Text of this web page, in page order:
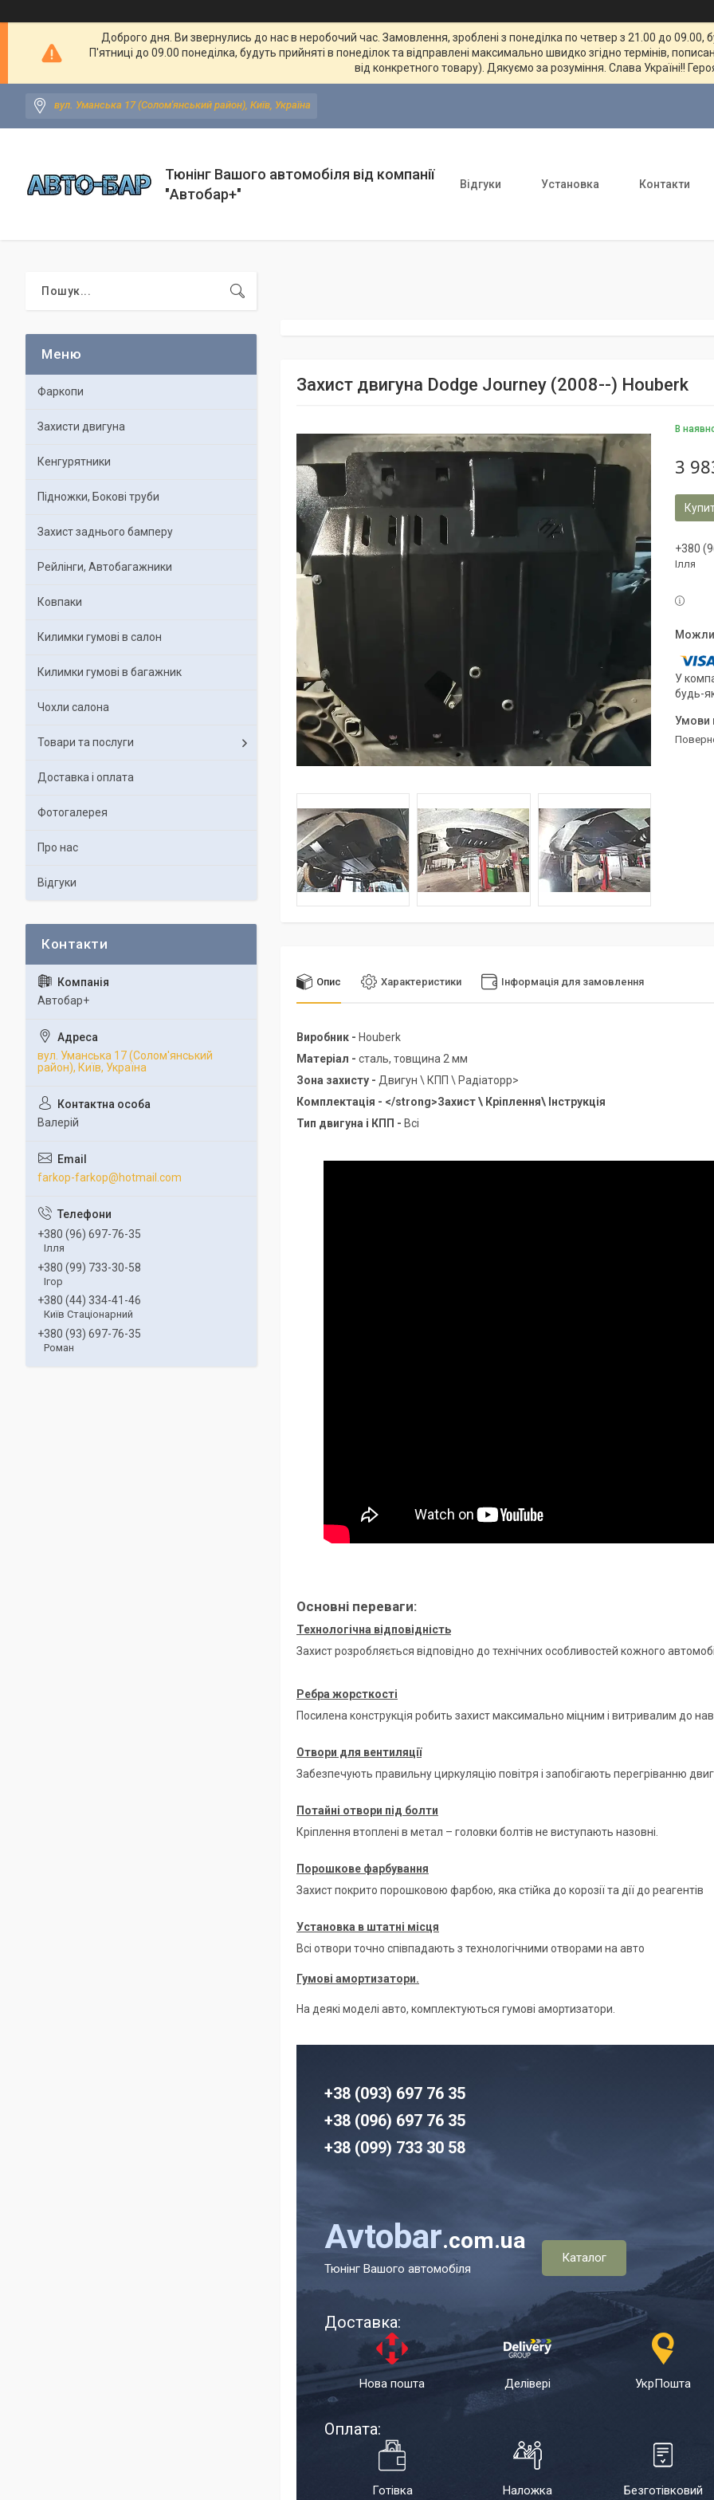
Доброго дня. Ви звернулись до нас в неробочий час. Замовлення, зроблені з понеділка по четвер з 21.00 до 09.00,
П'ятниці до 09.00 понеділка, будуть прийняті в понеділок та відправлені максимально швидко згідно термінів,
від конкретного товару). Дякуємо за розуміння. Слава Україні!!
вул. Уманська 17 (Солом'янський район), Київ, Україна
Тюнінг Вашого автомобіля від компанії
"Автобар+"
Відгуки Установка Контакти
Захист двигуна Dodge Journey (2008--) Houberk
В
3
+380
Ілля
У
будь-
Опис Характеристики Інформація для замовлення
Виробник - Houberk
Матеріал - сталь, товщина 2 мм
Зона захисту - Двигун \ КПП \ Радіаторp>
Комплектація - </strong>Захист \ Кріплення\ Інструкція
Тип двигуна і КПП - Всі
Основні переваги:
Технологічна відповідність
Захист розробляється відповідно до технічних особливостей кожного
Ребра жорсткості
Посилена конструкція робить захист максимально міцним і витривалим до
Отвори для вентиляції
Забезпечують правильну циркуляцію повітря і запобігають перегріванню
Потайні отвори під болти
Кріплення втоплені в метал – головки болтів не виступають назовні.
Порошкове фарбування
Захист покрито порошковою фарбою, яка стійка до корозії та дії до реагентів
Установка в штатні місця
Всі отвори точно співпадають з технологічними отворами на авто
Гумові амортизатори.
На деякі моделі авто, комплектуються гумові амортизатори.
+38 (093) 697 76 35
+38 (096) 697 76 35
+38 (099) 733 30 58
Avtobar.com.ua
Тюнінг Вашого автомобіля
Каталог
Доставка:
Нова пошта Делівері УкрПошта
Оплата:
Готівка Наложка Безготівковий
Фаркопи
Захисти двигуна
Кенгурятники
Підножки, Бокові труби
Захист заднього бамперу
Рейлінги, Автобагажники
Ковпаки
Килимки гумові в салон
Килимки гумові в багажник
Чохли салона
Товари та послуги
Доставка і оплата
Фотогалерея
Про нас
Відгуки
Автобар+
вул. Уманська 17 (Солом'янський
район), Київ, Україна
Валерій
farkop-farkop@hotmail.com
+380 (96) 697-76-35
Ілля
+380 (99) 733-30-58
Ігор
+380 (44) 334-41-46
Київ Стаціонарний
+380 (93) 697-76-35
Роман